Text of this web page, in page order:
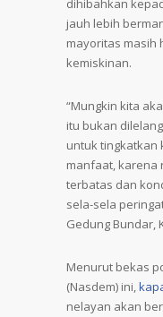
dihibahkan
jauh lebih
mayoritas masih
kemiskinan.
“Mungkin kita
itu bukan
untuk tingkatkan
manfaat, karena
terbatas dan
sela-sela
Gedung Bundar,
Menurut bekas
(Nasdem) ini,
nelayan akan